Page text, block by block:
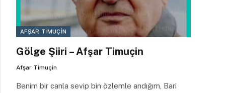
AFŞAR TIMUÇIN
Gölge Şiiri – Afşar Timuçin
Afşar Timuçin
Benim bir canla sevip bin özlemle andığım, Bari